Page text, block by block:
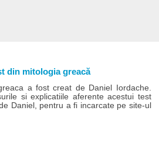
din mitologia greacă
a fost creat de Daniel Iordache.
si explicatiile aferente acestui test
Daniel, pentru a fi incarcate pe site-ul